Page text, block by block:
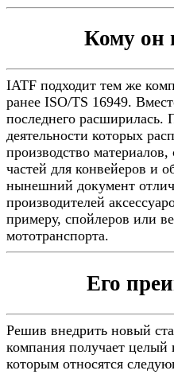
Кому он
IATF подходит тем же
ранее ISO/TS 16949.
последнего
деятельности которых
производство
частей для конвейеров и
нынешний документ
производителей
примеру, спойлеров или
мототранспорта.
Его
Решив внедрить новый
компания получает
которым относятся